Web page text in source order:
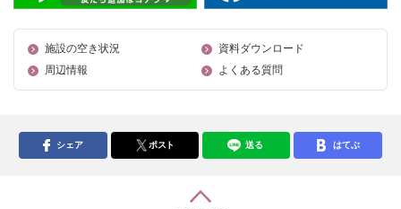
施設の空き状況
資料ダウンロード
周辺情報
よくある質問
シェア ポスト 送る はてぶ